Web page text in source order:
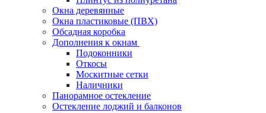
Окна деревянные
Окна пластиковые (ПВХ)
Обсадная коробка
Дополнения к окнам
Подоконники
Откосы
Москитные сетки
Наличники
Панорамное остекление
Остекление лоджий и балконов